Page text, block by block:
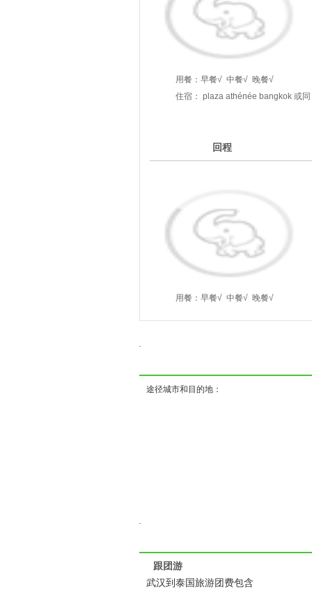
用餐： 早餐√ 中餐√ 晚餐√
住宿： plaza athénée bangkok 或同
回程
用餐： 早餐√ 中餐√ 晚餐√
途径城市和目的地：
跟团游
武汉到泰国旅游团费包含